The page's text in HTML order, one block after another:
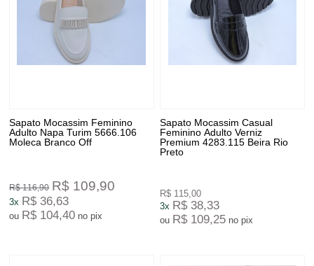
Sapato Mocassim Feminino
Adulto Napa Turim 5666.106
Moleca Branco Off
R$ 116,90 R$ 109,90
3x R$ 36,63
ou R$ 104,40 no pix
Sapato Mocassim Casual
Feminino Adulto Verniz
Premium 4283.115 Beira Rio
Preto
R$ 115,00
3x R$ 38,33
ou R$ 109,25 no pix